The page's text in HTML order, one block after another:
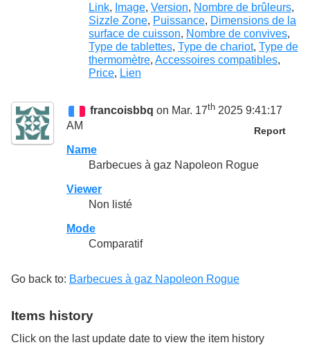
Link, Image, Version, Nombre de brûleurs,
Sizzle Zone, Puissance, Dimensions de la
surface de cuisson, Nombre de convives,
Type de tablettes, Type de chariot, Type de
thermomètre, Accessoires compatibles,
Price, Lien
francoisbbq on Mar. 17th 2025 9:41:17
AM
Report
Name
Barbecues à gaz Napoleon Rogue
Viewer
Non listé
Mode
Comparatif
Go back to: Barbecues à gaz Napoleon Rogue
Items history
Click on the last update date to view the item history